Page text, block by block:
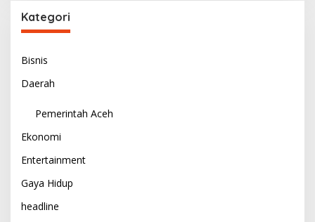
Kategori
Bisnis
Daerah
Pemerintah Aceh
Ekonomi
Entertainment
Gaya Hidup
headline